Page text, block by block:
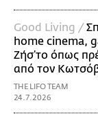
Good Living /
home cinema,
Ζήσ’το όπως
από τον
THE LIFO TEAM
24.7.2026